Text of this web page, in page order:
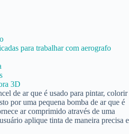
para trabalhar com aerografo
3D
de ar que é usado para pintar, colorir
por uma pequena bomba de ar que é
ar comprimido através de uma
aplique tinta de maneira precisa e